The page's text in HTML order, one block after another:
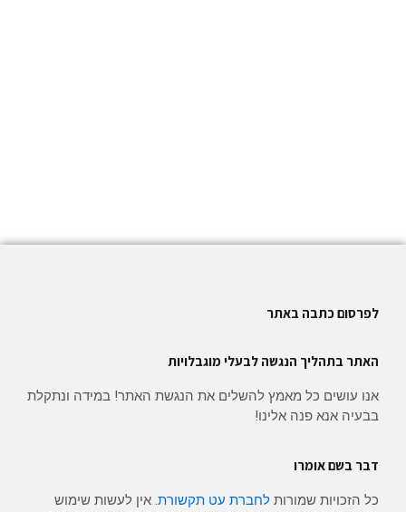
לפרסום כתבה באתר
האתר בתהליך הנגשה לבעלי מוגבלויות
אנו עושים כל מאמץ להשלים את הנגשת האתר! במידה ונתקלת
בבעיה אנא פנה אלינו!
דבר בשם אומרו
כל הזכויות שמורות לחברת עט תקשורת. אין לעשות שימוש